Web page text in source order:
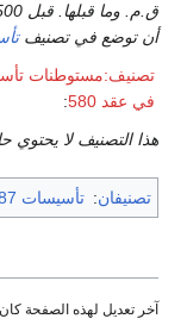
أن توضع في تصنيف
تصنيف:مستوطنات
في عقد 580
:
هذا التصنيف لا يحتوي
تصنيفان: تأسيسات 587
آخر تعديل لهذه الصفحة كان في 05:16, 15